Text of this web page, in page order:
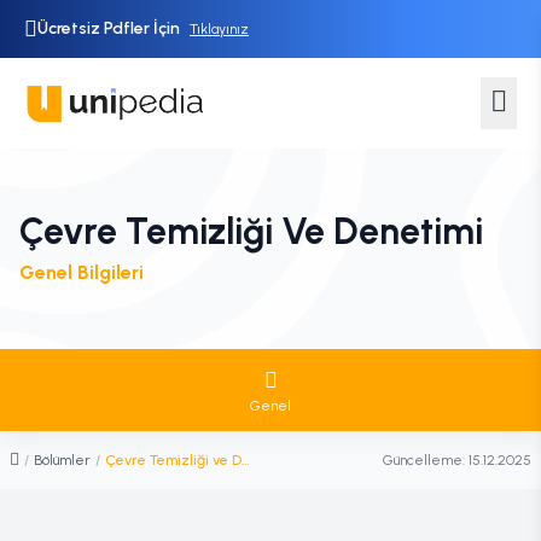
Ücretsiz Pdfler İçin Tıklayınız
Çevre Temizliği Ve Denetimi
Genel Bilgileri
Genel
/ Bölümler / Çevre Temizliği ve Denetimi Güncelleme: 15.12.2025